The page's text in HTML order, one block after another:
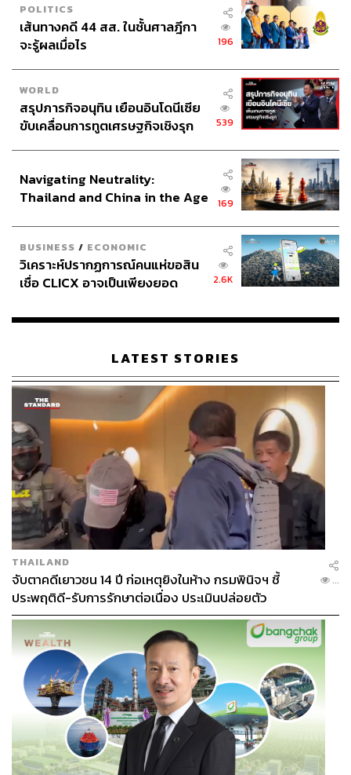
TAGS: อนุทิน ชาญวีรกูล การจัดตั้งรัฐบาล
รัฐมนตรี
อรรถพล ฤกษ์พิบูลย์
สีหศักดิ์ พวงเกตุแก้ว
นายกรัฐมนตรี
ครม. คณะรัฐมนตรี
การเมืองไทย
เอกนิติ นิติทัณฑ์ประภาศ
POLITICS
เส้นทางคดี 44 สส. ในชั้นศาลฎีกา
จะรู้ผลเมื่อไร
196
WORLD
สรุปภารกิจอนุทิน เยือนอินโดนีเซีย
ขับเคลื่อนการทูตเศรษฐกิจเชิงรุก
539
Navigating Neutrality:
Thailand and China in the Age
169
BUSINESS / ECONOMIC
วิเคราะห์ปรากฏการณ์คนแห่ขอสิน
เชื่อ CLICX อาจเป็นเพียงยอด
เรือนไทยที่ถูกซุกไว้
2.6K
LATEST STORIES
THAILAND
จับตาคดีเยาวชน 14 ปี ก่อเหตุยิงในห้าง กรมพินิจฯ ชี้
ประพฤติดี-รับการรักษาต่อเนื่อง ประเมินปล่อยตัว
...